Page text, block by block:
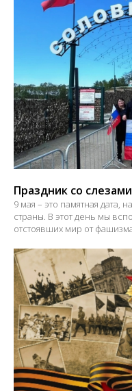
Праздник со
9 мая – это памятная
страны. В этот день мы
отстоявших мир от
1000
10000